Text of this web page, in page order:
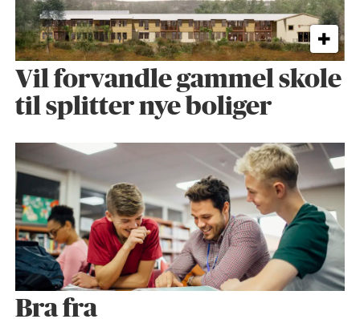
Vil forvandle gammel skole
til splitter nye boliger
Bra fra